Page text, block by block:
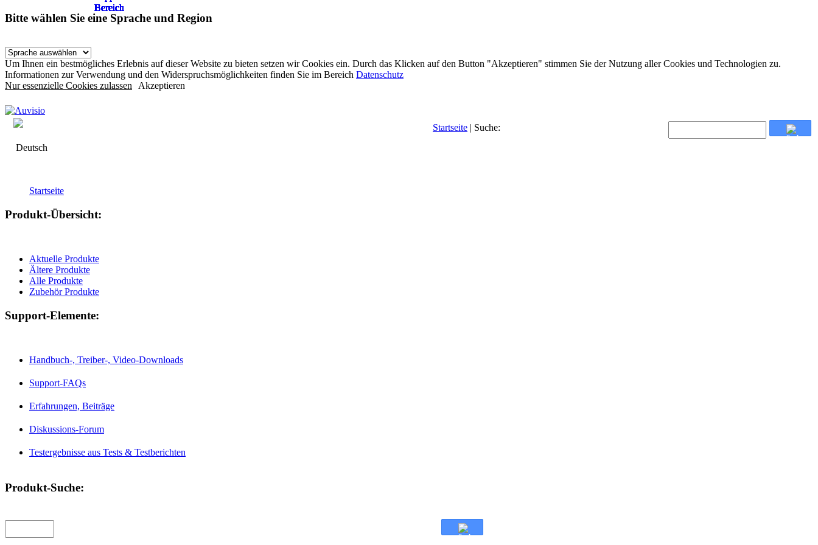
Bitte wählen Sie eine Sprache und Region
Um Ihnen ein bestmögliches Erlebnis auf dieser Website zu bieten setzen wir Cookies ein. Durch das Klicken auf den Button "Akzeptieren" stimmen Sie der Nutzung aller Cookies und Technologien zu.
Informationen zur Verwendung und den Widerspruchsmöglichkeiten finden Sie im Bereich Datenschutz
Nur essenzielle Cookies zulassen Akzeptieren
Deutsch
Startseite | Suche:
Startseite
Produkt-Übersicht:
Aktuelle Produkte
Ältere Produkte
Alle Produkte
Zubehör Produkte
Support-Elemente:
Handbuch-, Treiber-, Video-Downloads
Support-FAQs
Erfahrungen, Beiträge
Diskussions-Forum
Testergebnisse aus Tests & Testberichten
Produkt-Suche:
Bereich
Bereich
Bereich
Bereich
Bereich
Bereich
Bereich
Bereich
Bereich
Bereich
Bereich
Bereich
Bereich
Bereich
Bereich
Bereich
Bereich
Bereich
Bereich
Bereich
Bereich
Bereich
Bereich
Bereich
Bereich